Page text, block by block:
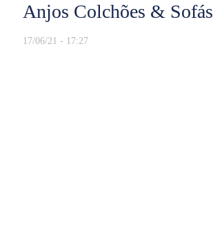
Anjos Colchões & Sofás
17/06/21 - 17:27